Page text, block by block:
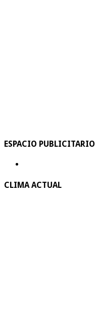
ESPACIO PUBLICITARIO
CLIMA ACTUAL